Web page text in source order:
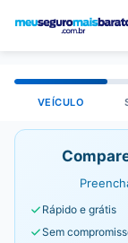
VEÍCULO
Rápido e grátis
Sem